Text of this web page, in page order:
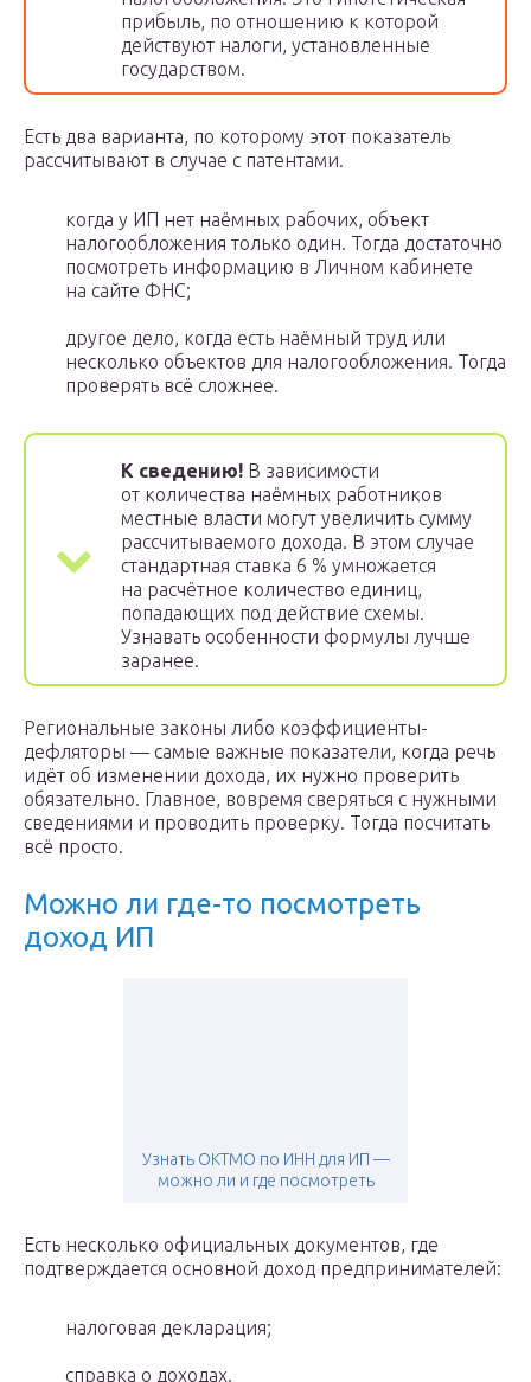
прибыль, по отношению к которой
действуют налоги, установленные
государством.
Есть два варианта, по которому этот показатель
рассчитывают в случае с патентами.
когда у ИП нет наёмных рабочих, объект
налогообложения только один. Тогда достаточно
посмотреть информацию в Личном кабинете
на сайте ФНС;
другое дело, когда есть наёмный труд или
несколько объектов для налогообложения. Тогда
проверять всё сложнее.
К сведению! В зависимости
от количества наёмных работников
местные власти могут увеличить сумму
рассчитываемого дохода. В этом случае
стандартная ставка 6 % умножается
на расчётное количество единиц,
попадающих под действие схемы.
Узнавать особенности формулы лучше
заранее.
Региональные законы либо коэффициенты-
дефляторы — самые важные показатели, когда речь
идёт об изменении дохода, их нужно проверить
обязательно. Главное, вовремя сверяться с нужными
сведениями и проводить проверку. Тогда посчитать
всё просто.
Можно ли где-то посмотреть
доход ИП
Узнать ОКТМО по ИНН для ИП —
можно ли и где посмотреть
Есть несколько официальных документов, где
подтверждается основной доход предпринимателей:
налоговая декларация;
справка о доходах.